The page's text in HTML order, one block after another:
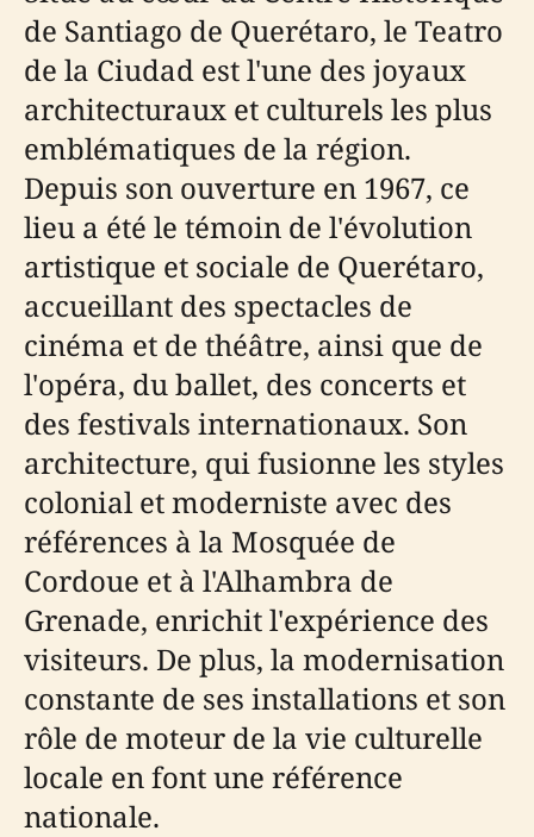
de Santiago de Querétaro, le Teatro
de la Ciudad est l'une des joyaux
architecturaux et culturels les plus
emblématiques de la région.
Depuis son ouverture en 1967, ce
lieu a été le témoin de l'évolution
artistique et sociale de Querétaro,
accueillant des spectacles de
cinéma et de théâtre, ainsi que de
l'opéra, du ballet, des concerts et
des festivals internationaux. Son
architecture, qui fusionne les styles
colonial et moderniste avec des
références à la Mosquée de
Cordoue et à l'Alhambra de
Grenade, enrichit l'expérience des
visiteurs. De plus, la modernisation
constante de ses installations et son
rôle de moteur de la vie culturelle
locale en font une référence
nationale.